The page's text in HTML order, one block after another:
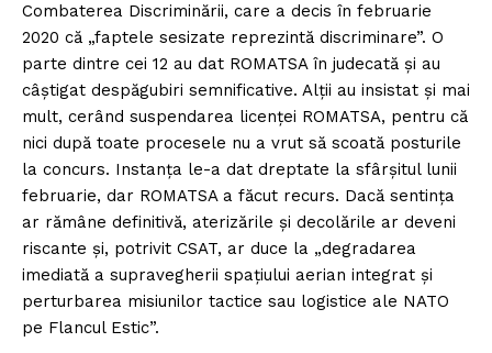
Combaterea Discriminării, care a decis în februarie
2020 că „faptele sesizate reprezintă discriminare”. O
parte dintre cei 12 au dat ROMATSA în judecată și au
câștigat despăgubiri semnificative. Alții au insistat și mai
mult, cerând suspendarea licenței ROMATSA, pentru că
nici după toate procesele nu a vrut să scoată posturile
la concurs. Instanța le-a dat dreptate la sfârșitul lunii
februarie, dar ROMATSA a făcut recurs. Dacă sentința
ar rămâne definitivă, aterizările și decolările ar deveni
riscante și, potrivit CSAT, ar duce la „degradarea
imediată a supravegherii spațiului aerian integrat și
perturbarea misiunilor tactice sau logistice ale NATO
pe Flancul Estic”.